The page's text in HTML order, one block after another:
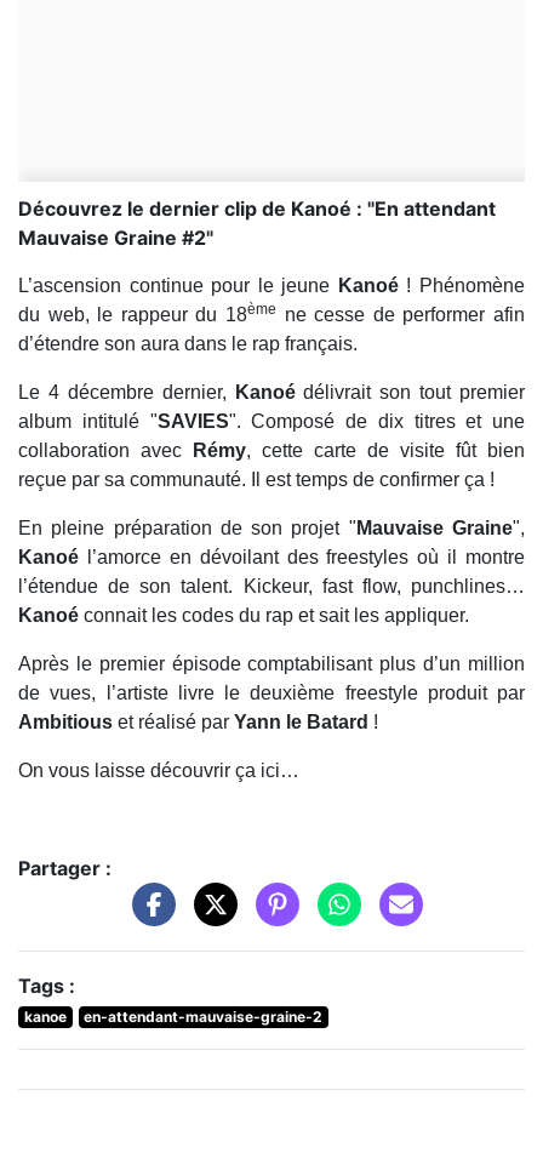
Découvrez le dernier clip de Kanoé : "En attendant
Mauvaise Graine #2"
L’ascension continue pour le jeune Kanoé ! Phénomène
du web, le rappeur du 18ème
ne cesse de performer afin
d’étendre son aura dans le rap français.
Le 4 décembre dernier, Kanoédélivrait son tout premier
album intitulé "SAVIES". Composé de dix titres et une
collaboration avec
Rémy, cette carte de visite fût bien
reçue par sa communauté. Il est temps de confirmer ça !
En pleine préparation de son projet " Mauvaise Graine",
Kanoé
l’amorce en dévoilant des freestyles où il montre
l’étendue de son talent. Kickeur, fast flow, punchlines…
Kanoé connait les codes du rap et sait les appliquer.
Après le premier épisode comptabilisant plus d’un million
de vues, l’artiste livre le deuxième freestyle produit par
Ambitious et réalisé par Yann le Batard !
On vous laisse découvrir ça ici…
Partager :
Tags :
kanoe en-attendant-mauvaise-graine-2